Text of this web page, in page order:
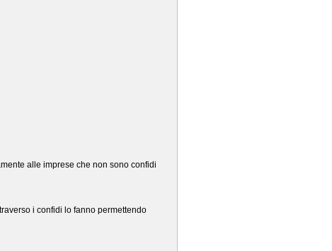
alle imprese che non sono confidi
i confidi lo fanno permettendo